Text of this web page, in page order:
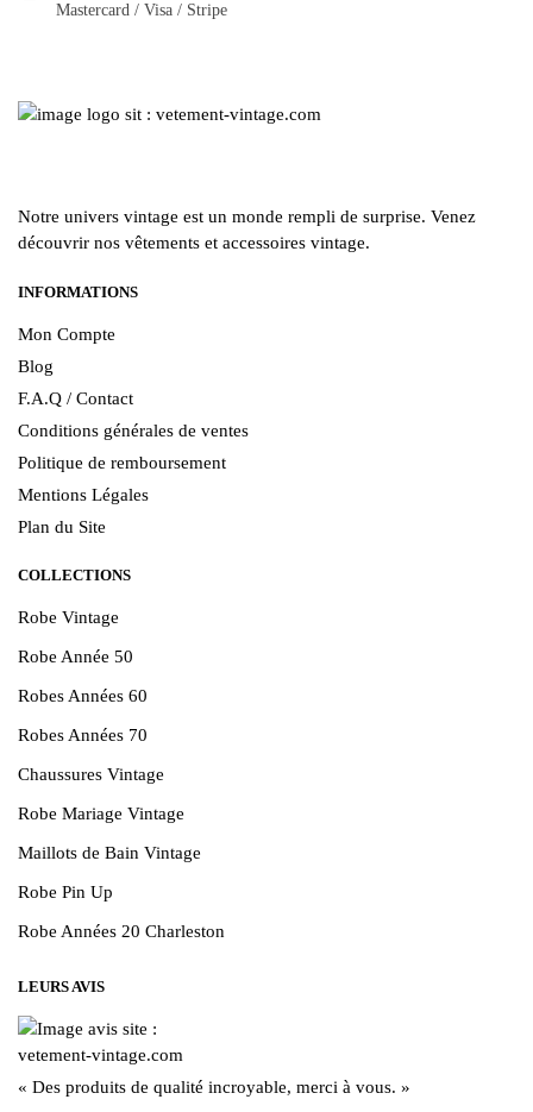
Mastercard / Visa / Stripe
Notre univers vintage est un monde rempli de surprise. Venez
découvrir nos vêtements et accessoires vintage.
INFORMATIONS
Mon Compte
Blog
F.A.Q / Contact
Conditions générales de ventes
Politique de remboursement
Mentions Légales
Plan du Site
COLLECTIONS
Robe Vintage
Robe Année 50
Robes Années 60
Robes Années 70
Chaussures Vintage
Robe Mariage Vintage
Maillots de Bain Vintage
Robe Pin Up
Robe Années 20 Charleston
LEURS AVIS
« Des produits de qualité incroyable, merci à vous. »